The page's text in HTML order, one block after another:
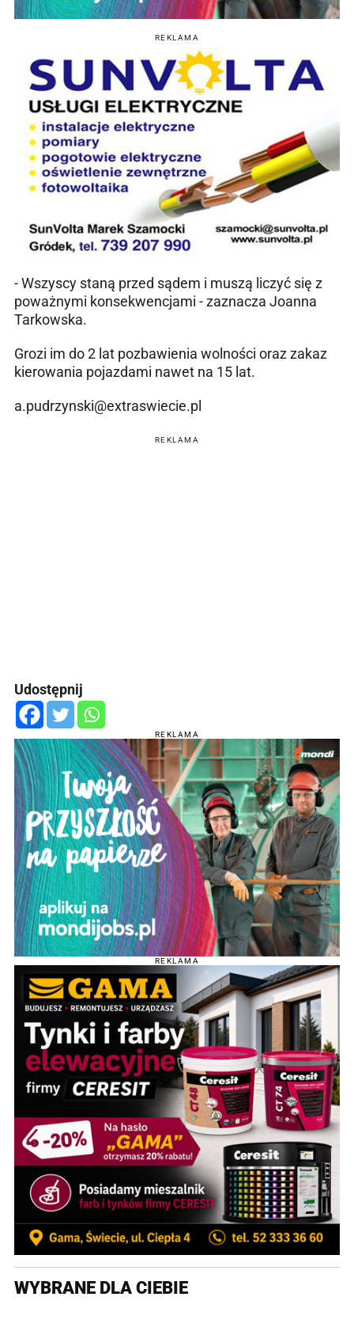
REKLAMA
- Wszyscy staną przed sądem i muszą liczyć się z
poważnymi konsekwencjami - zaznacza Joanna
Tarkowska.
Grozi im do 2 lat pozbawienia wolności oraz zakaz
kierowania pojazdami nawet na 15 lat.
a.pudrzynski@extraswiecie.pl
REKLAMA
Udostępnij
REKLAMA
REKLAMA
WYBRANE DLA CIEBIE